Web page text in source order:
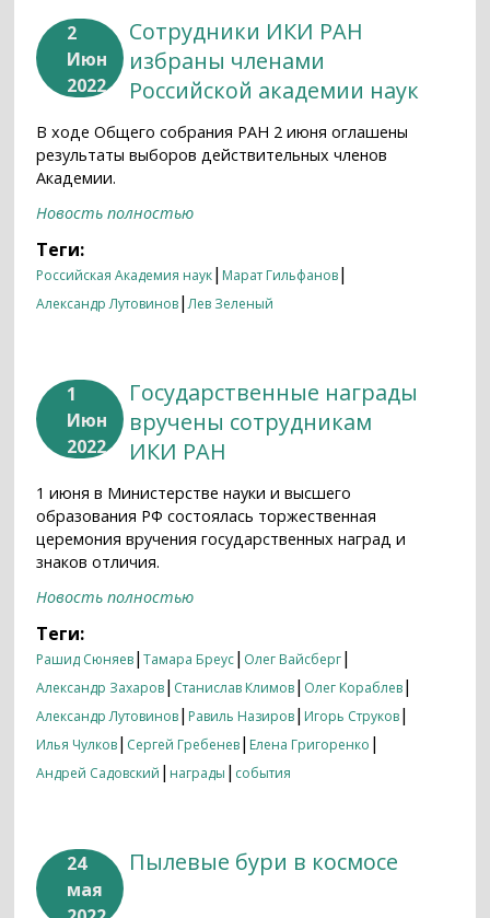
2
Июн
2022
Сотрудники ИКИ РАН
избраны членами
Российской академии наук
В ходе Общего собрания РАН 2 июня оглашены
результаты выборов действительных членов
Академии.
Новость полностью
Теги:
Российская Академия наук| Марат Гильфанов|
Александр Лутовинов|Лев Зеленый
1
Июн
2022
Государственные награды
вручены сотрудникам
ИКИ РАН
1 июня в Министерстве науки и высшего
образования РФ состоялась торжественная
церемония вручения государственных наград и
знаков отличия.
Новость полностью
Теги:
Рашид Сюняев|Тамара Бреус| Олег Вайсберг|
Александр Захаров| Станислав Климов| Олег Кораблев|
Александр Лутовинов| Равиль Назиров| Игорь Струков|
Илья Чулков| Сергей Гребенев| Елена Григоренко |
Андрей Садовский | награды | события
24
мая
Пылевые бури в космосе